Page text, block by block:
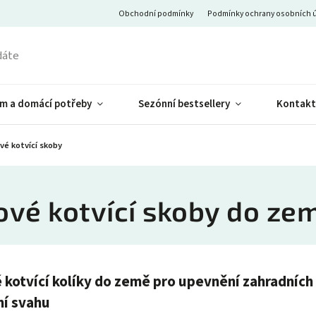
Obchodní podmínky Podmínky ochrany osobních
a domácí potřeby Sezónní bestsellery
kotvící skoby
kotvící skoby do
kotvící kolíky do země pro upevnění
svahu